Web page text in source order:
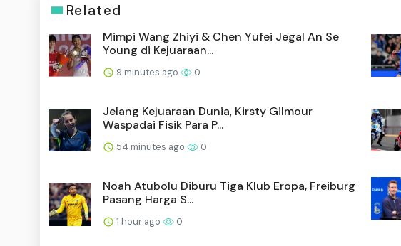
Related
Mimpi Wang Zhiyi & Chen Yufei Jegal An Se
Young di Kejuaraan...
9 minutes ago 0
Jelang Kejuaraan Dunia, Kirsty Gilmour
Waspadai Fisik Para P...
54 minutes ago 0
Noah Atubolu Diburu Tiga Klub Eropa, Freiburg
Pasang Harga S...
1 hour ago 0